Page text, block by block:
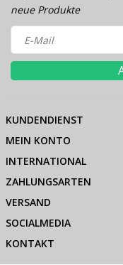
neue Produkte
KUNDENDIENST
MEIN KONTO
INTERNATIONAL
ZAHLUNGSARTEN
VERSAND
SOCIALMEDIA
KONTAKT